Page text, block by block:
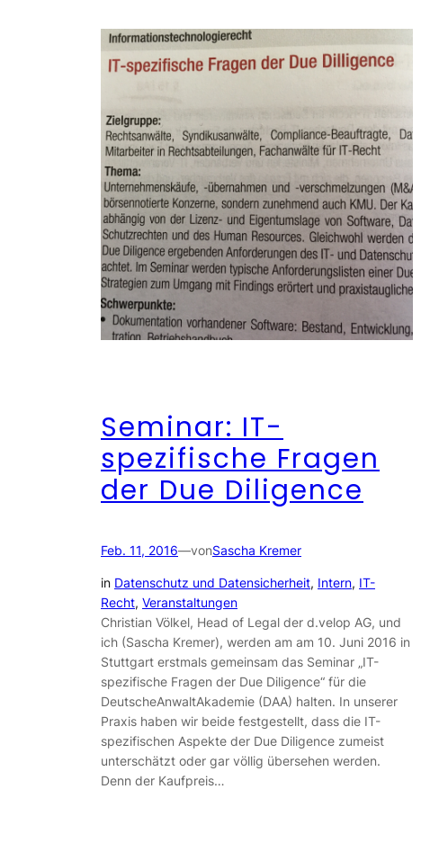
Seminar: IT-
spezifische Fragen
der Due Diligence
Feb. 11, 2016—vonSascha Kremer
in Datenschutz und Datensicherheit, Intern, IT-
Recht, Veranstaltungen
Christian Völkel, Head of Legal der d.velop AG, und
ich (Sascha Kremer), werden am am 10. Juni 2016 in
Stuttgart erstmals gemeinsam das Seminar „IT-
spezifische Fragen der Due Diligence“ für die
DeutscheAnwaltAkademie (DAA) halten. In unserer
Praxis haben wir beide festgestellt, dass die IT-
spezifischen Aspekte der Due Diligence zumeist
unterschätzt oder gar völlig übersehen werden.
Denn der Kaufpreis…